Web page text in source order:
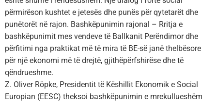
përmirëson kushtet e jetesës dhe punës për qytetarët dhe
punëtorët në rajon. Bashkëpunimin rajonal – Rritja e
bashkëpunimit mes vendeve të Ballkanit Perëndimor dhe
përfitimi nga praktikat më të mira të BE-së janë thelbësore
për një ekonomi më të drejtë, gjithëpërfshirëse dhe të
qëndrueshme.
Z. Oliver Röpke, Presidentit të Këshillit Ekonomik e Social
Europian (EESC) theksoi bashkëpunimin e mrekullueshëm